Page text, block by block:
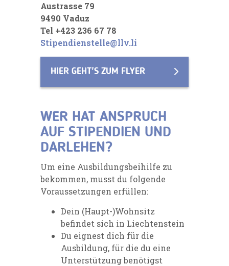
Austrasse 79
9490 Vaduz
Tel +423 236 67 78
Stipendienstelle@llv.li
HIER GEHT'S ZUM FLYER
WER HAT ANSPRUCH
AUF STIPENDIEN UND
DARLEHEN?
Um eine Ausbildungsbeihilfe zu
bekommen, musst du folgende
Voraussetzungen erfüllen:
Dein (Haupt-)Wohnsitz
befindet sich in Liechtenstein
Du eignest dich für die
Ausbildung, für die du eine
Unterstützung benötigst